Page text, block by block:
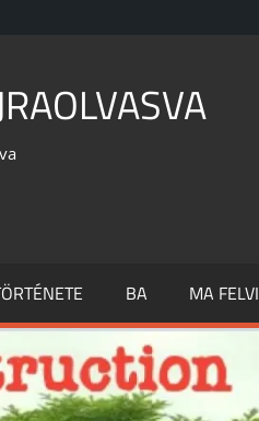
BA MA FELVI